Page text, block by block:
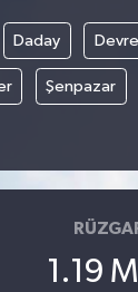
Daday
Şenpazar
1.19